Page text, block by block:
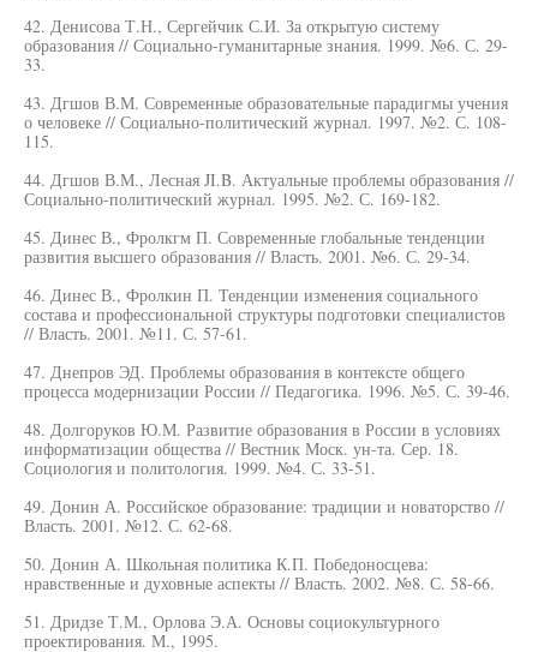
42. Денисова Т.Н., Сергейчик С.И. За открытую систему
образования // Социально-гуманитарные знания. 1999. №6. С. 29-
33.
43. Дгшов В.М. Современные образовательные парадигмы учения
о человеке // Социально-политический журнал. 1997. №2. С. 108-
115.
44. Дгшов В.М., Лесная JI.B. Актуальные проблемы образования //
Социально-политический журнал. 1995. №2. С. 169-182.
45. Динес В., Фролкгм П. Современные глобальные тенденции
развития высшего образования // Власть. 2001. №6. С. 29-34.
46. Динес В., Фролкин П. Тенденции изменения социального
состава и профессиональной структуры подготовки специалистов
// Власть. 2001. №11. С. 57-61.
47. Днепров ЭД. Проблемы образования в контексте общего
процесса модернизации России // Педагогика. 1996. №5. С. 39-46.
48. Долгоруков Ю.М. Развитие образования в России в условиях
информатизации общества // Вестник Моск. ун-та. Сер. 18.
Социология и политология. 1999. №4. С. 33-51.
49. Донин А. Российское образование: традиции и новаторство //
Власть. 2001. №12. С. 62-68.
50. Донин А. Школьная политика К.П. Победоносцева:
нравственные и духовные аспекты // Власть. 2002. №8. С. 58-66.
51. Дридзе Т.М., Орлова Э.А. Основы социокультурного
проектирования. М., 1995.